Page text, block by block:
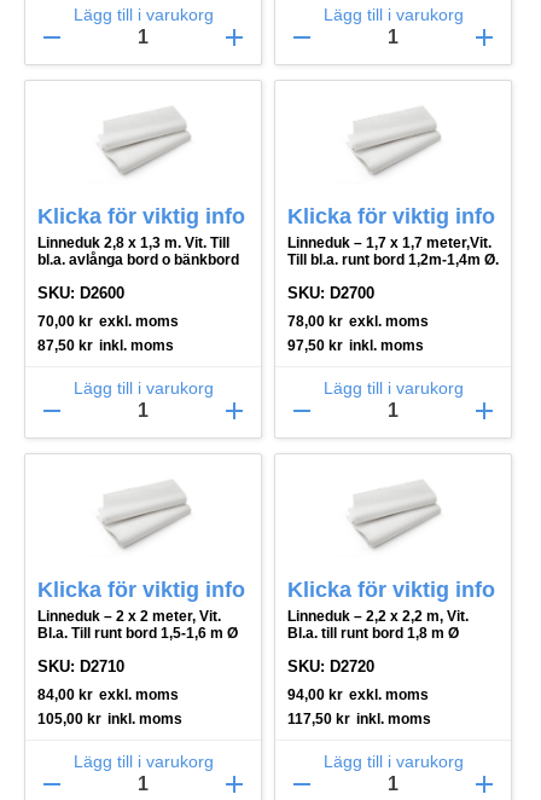
Lägg till i varukorg
remove add
Lägg till i varukorg
remove add
Klicka för viktig info
Linneduk 2,8 x 1,3 m. Vit. Till
bl.a. avlånga bord o bänkbord
SKU: D2600
70,00 kr exkl. moms
87,50 kr inkl. moms
Lägg till i varukorg
remove add
Klicka för viktig info
Linneduk – 1,7 x 1,7 meter,Vit.
Till bl.a. runt bord 1,2m-1,4m Ø.
SKU: D2700
78,00 kr exkl. moms
97,50 kr inkl. moms
Lägg till i varukorg
remove add
Klicka för viktig info
Linneduk – 2 x 2 meter, Vit.
Bl.a. Till runt bord 1,5-1,6 m Ø
SKU: D2710
84,00 kr exkl. moms
105,00 kr inkl. moms
Lägg till i varukorg
remove add
Klicka för viktig info
Linneduk – 2,2 x 2,2 m, Vit.
Bl.a. till runt bord 1,8 m Ø
SKU: D2720
94,00 kr exkl. moms
117,50 kr inkl. moms
Lägg till i varukorg
remove add